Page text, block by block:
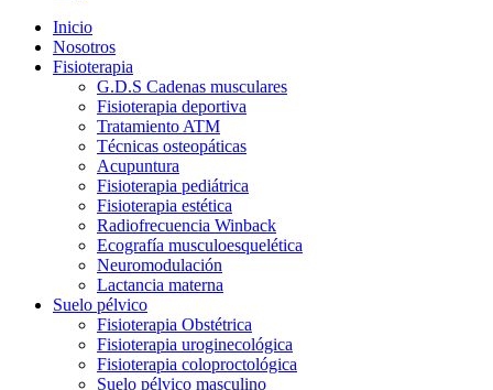
Inicio
Nosotros
Fisioterapia
G.D.S Cadenas musculares
Fisioterapia deportiva
Tratamiento ATM
Técnicas osteopáticas
Acupuntura
Fisioterapia pediátrica
Fisioterapia estética
Radiofrecuencia Winback
Ecografía musculoesquelética
Neuromodulación
Lactancia materna
Suelo pélvico
Fisioterapia Obstétrica
Fisioterapia uroginecológica
Fisioterapia coloproctológica
Suelo pélvico masculino